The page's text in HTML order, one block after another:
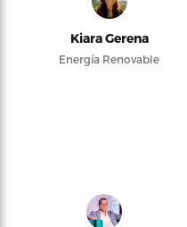
Kiara Gerena
Energía Renovable